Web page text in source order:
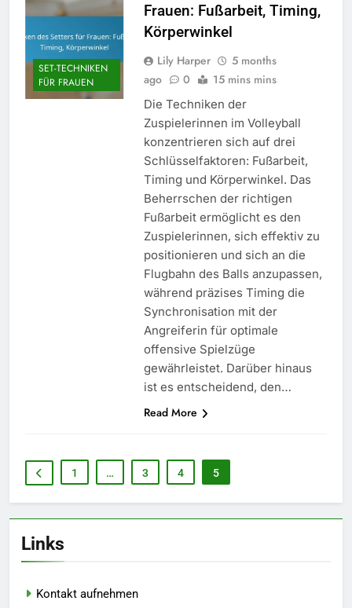
SET-TECHNIKEN
FÜR FRAUEN
Frauen: Fußarbeit, Timing,
Körperwinkel
Lily Harper
5 months
ago
0 15 mins mins
Die Techniken der
Zuspielerinnen im Volleyball
konzentrieren sich auf drei
Schlüsselfaktoren: Fußarbeit,
Timing und Körperwinkel. Das
Beherrschen der richtigen
Fußarbeit ermöglicht es den
Zuspielerinnen, sich effektiv zu
positionieren und sich an die
Flugbahn des Balls anzupassen,
während präzises Timing die
Synchronisation mit der
Angreiferin für optimale
offensive Spielzüge
gewährleistet. Darüber hinaus
ist es entscheidend, den…
Read More
1 … 3 4 5
Links
Kontakt aufnehmen